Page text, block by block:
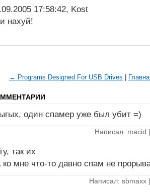
17:58:42, Kost
нахуй!
← Programs Designed For USB Drives
один спамер уже был убит =)
Написал: macid
так их
ко мне что-то давно спам не
Написал: sbmaxx